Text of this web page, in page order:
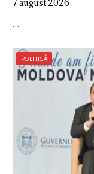
7 august 2026
…
POLITICĂ